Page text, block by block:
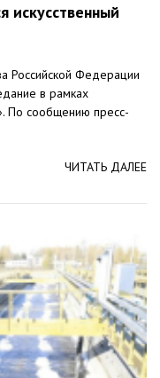
искусственный
Российской Федерации
в рамках
По сообщению пресс-
ЧИТАТЬ ДАЛЕЕ